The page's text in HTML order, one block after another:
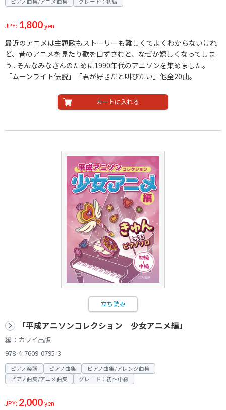
JPY: 1,800yen
最近のアニメは主題歌もストーリーも難しくてよくわからないけれ
ど、昔のアニメを見たり歌を口ずさむと、なぜか嬉しくなってしま
う...そんなみなさんのために1990年代のアニソンを集めました。
「ムーンライト伝説」「君が好きだと叫びたい」他全20曲。
カートに入れる
立ち読み
「平成アニソンコレクション 少女アニメ編」
編：カワイ出版
978-4-7609-0795-3
ピアノ楽譜 ピアノ曲集
ピアノ曲集/アレンジ曲集
ピアノ曲集/アニメ曲集
グレード：初～中級
JPY: 2,000yen